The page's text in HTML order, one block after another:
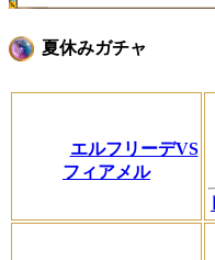
夏休みガチャ
エルフリーデVS
フィアメル